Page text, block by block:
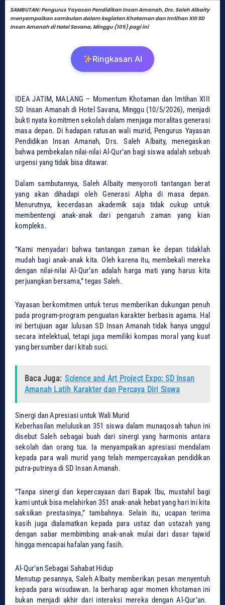
SAMBUTAN: Pengurus Yayasan Pendidikan Insan Amanah, Drs. Saleh Albaity
menyampaikan sambutan dalam kegiatan Khotaman dan Imtihan XIII SD
Insan Amanah di Hotel Savana, Minggu (105) pagi ini
Ringkasan AI
IDEA JATIM, ​MALANG – Momentum Khotaman dan Imtihan XIII
SD Insan Amanah di Hotel Savana, Minggu (10/5/2026), menjadi
bukti nyata komitmen sekolah dalam menjaga moralitas generasi
masa depan. Di hadapan ratusan wali murid, Pengurus Yayasan
Pendidikan Insan Amanah, Drs. Saleh Albaity, menegaskan
bahwa pembekalan nilai-nilai Al-Qur’an bagi siswa adalah sebuah
urgensi yang tidak bisa ditawar.
​Dalam sambutannya, Saleh Albaity menyoroti tantangan berat
yang akan dihadapi oleh Generasi Alpha di masa depan.
Menurutnya, kecerdasan akademik saja tidak cukup untuk
membentengi anak-anak dari pengaruh zaman yang kian
kompleks.
​”Kami menyadari bahwa tantangan zaman ke depan tidaklah
mudah bagi anak-anak kita. Oleh karena itu, membekali mereka
dengan nilai-nilai Al-Qur’an adalah harga mati yang harus kita
perjuangkan bersama,” tegas Saleh.
​Yayasan berkomitmen untuk terus memberikan dukungan penuh
pada program-program penguatan karakter berbasis agama. Hal
ini bertujuan agar lulusan SD Insan Amanah tidak hanya unggul
secara intelektual, tetapi juga memiliki kompas moral yang kuat
yang bersumber dari kitab suci.
Baca Juga: Science and Art Project Expo: SD Insan
Amanah Latih Karakter dan Percaya Diri Siswa
​Sinergi dan Apresiasi untuk Wali Murid
​Keberhasilan meluluskan 351 siswa dalam munaqosah tahun ini
disebut Saleh sebagai buah dari sinergi yang harmonis antara
sekolah dan orang tua. Ia menyampaikan apresiasi mendalam
kepada para wali murid yang telah mempercayakan pendidikan
putra-putrinya di SD Insan Amanah.
​”Tanpa sinergi dan kepercayaan dari Bapak Ibu, mustahil bagi
kami untuk bisa melahirkan 351 anak-anak hebat yang hari ini kita
saksikan prestasinya,” tambahnya. Selain itu, ucapan terima
kasih juga dialamatkan kepada para ustaz dan ustazah yang
dengan sabar membimbing anak-anak mulai dari dasar tajwid
hingga mencapai hafalan yang fasih.
​Al-Qur’an Sebagai Sahabat Hidup
​Menutup pesannya, Saleh Albaity memberikan pesan menyentuh
kepada para wisudawan. Ia berharap agar momen khotaman ini
bukan menjadi akhir dari interaksi mereka dengan Al-Qur’an. ​